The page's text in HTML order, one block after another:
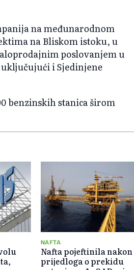
na međunarodnom
na Bliskom istoku, u
poslovanjem u
i Sjedinjene
benzinskih stanica širom
NAFTA
Nafta pojeftinila nakon
prijedloga o prekidu